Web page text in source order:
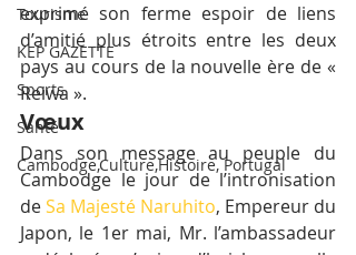
Tourisme
KEP GAZETTE
Sports
Santé
Cambodge,Culture,Histoire, Portugal
exprimé son ferme espoir de liens
d’amitié plus étroits entre les deux
pays au cours de la nouvelle ère de «
Reiwa ».
Vœux
Dans son message au peuple du
Cambodge le jour de l’intronisation
de Sa Majesté Naruhito, Empereur du
Japon, le 1er mai, Mr. l’ambassadeur